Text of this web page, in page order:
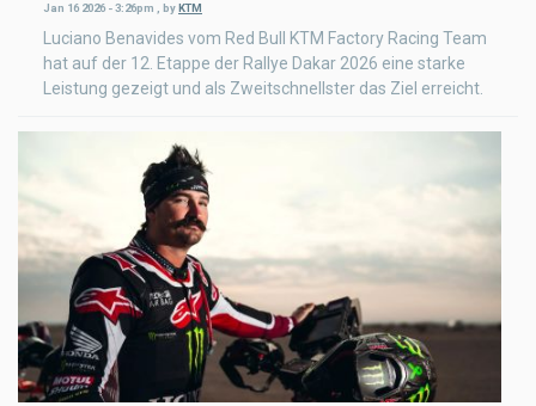
Jan 16 2026 - 3:26pm byKTM
Luciano Benavides vom Red Bull KTM Factory Racing Team
hat auf der 12. Etappe der Rallye Dakar 2026 eine starke
Leistung gezeigt und als Zweitschnellster das Ziel erreicht.